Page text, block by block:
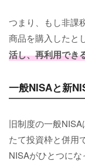
つまり、もし非課
商品を購入したと
活し、再利用でき
一般NISAと新
旧制度の一般
たて投資枠と併用
NISAがひとつに